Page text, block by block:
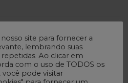
site para fornecer a
lembrando suas
Ao clicar em
com o uso de TODOS os
pode visitar